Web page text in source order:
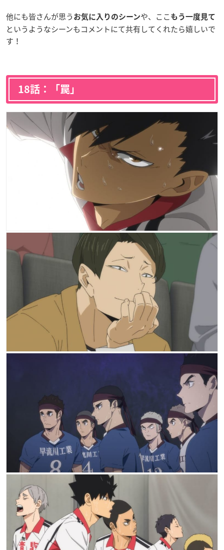
他にも皆さんが思う お気に入りのシーンや、ここ もう一度見て
というようなシーンもコメントにて共有してくれたら嬉しいで
す！
18話：「罠」